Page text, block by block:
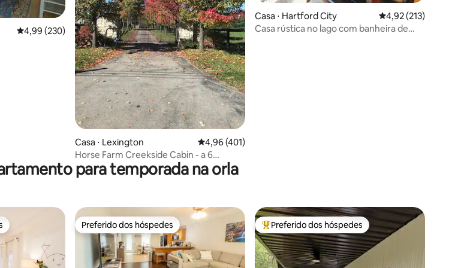
4,99 de uma avaliação média de 5, 230 avaliações
4,99 (230)
Casa ⋅ Lexington 4,96 de uma avaliação média de 5, 401 avaliações
4,96 (401)
Horse Farm Creekside Cabin - a 6
minutos do KY Horse Park
Casa ⋅ Hartford City 4,92 de uma avaliação
4,92 (213)
Casa rústica no lago com banheira de
para temporada na orla
dos hóspedes Preferido dos hóspedes
Preferido dos hóspedes Entre os melhores preferidos dos hóspedes
Preferido dos hóspedes